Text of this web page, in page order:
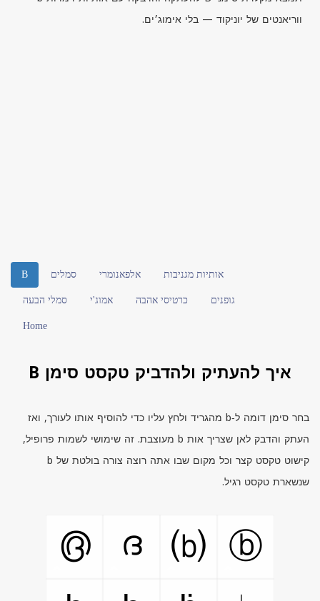
ווריאנטים של יוניקוד — בלי אימוג׳ים.
B סמלים אלפאנומרי אותיות מגניבות
סמלי הבעה אמוג'י כרטיסי אהבה גופנים
Home
איך להעתיק ולהדביק טקסט סימן B
בחר סימן דומה ל‑b מהגריד ולחץ עליו כדי להוסיף אותו לעורך, ואז
העתק והדבק לאן שצריך אות b מעוצבת. זה שימושי לשמות פרופיל,
קישוט טקסט קצר וכל מקום שבו אתה רוצה צורה בולטת של b
שנשארת טקסט רגיל.
ⓑ
⒝
ദ
൫